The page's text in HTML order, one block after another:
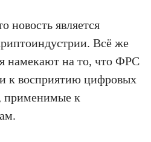
новость является
Всё же
намекают на то, что ФРС
к восприятию цифровых
применимые к